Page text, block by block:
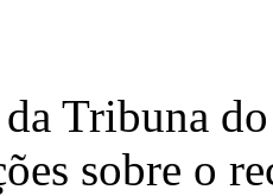
Tribuna
sobre o